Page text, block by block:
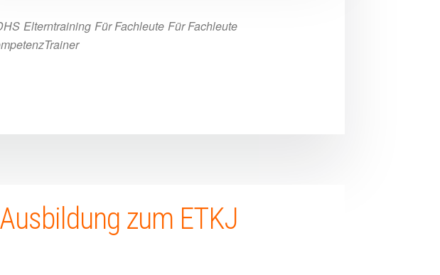
Elterntraining Für Fachleute Für Fachleute
zum ETKJ